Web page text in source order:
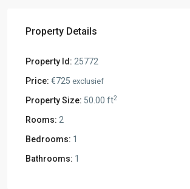
Property Details
Property Id: 25772
Price: €725 exclusief
Property Size: 50.00 ft2
Rooms: 2
Bedrooms: 1
Bathrooms: 1